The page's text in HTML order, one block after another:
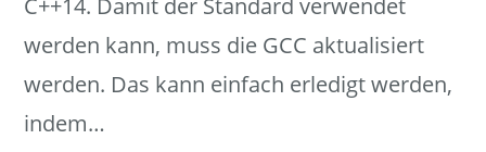
C++14. Damit der Standard verwendet
werden kann, muss die GCC aktualisiert
werden. Das kann einfach erledigt werden,
indem…